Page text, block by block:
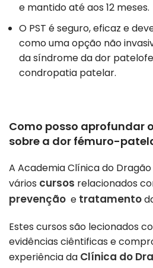
e mantido até aos 12 meses.
O PST é seguro, eficaz e
como uma opção não
da síndrome da dor
condropatia patelar.
Como posso aprofundar
sobre a dor fémuro-
A Academia Clínica do
vários cursos relacionados
prevenção e tratamento
Estes cursos são lecionados
evidências ciêntificas e
experiência da Clínica do